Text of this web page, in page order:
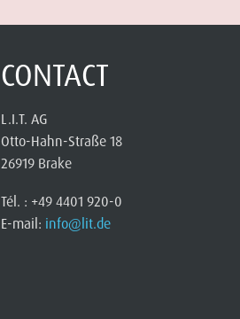
CONTACT
L.I.T. AG
Otto-Hahn-Straße 18
26919 Brake
Tél. : +49 4401 920-0
E-mail: info@lit.de